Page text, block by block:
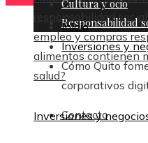
responsabilidad
empleo y compras
alimentos contienen
salud?
Contacto
Cultura y ocio
Responsabilidad
Inicio
Inversiones y
Cómo Quito
corporativos
Inversiones y